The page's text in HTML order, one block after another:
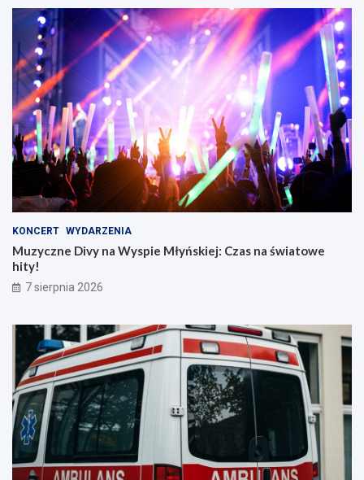
KONCERT WYDARZENIA
Muzyczne Divy na Wyspie Młyńskiej: Czas na światowe
hity!
7 sierpnia 2026